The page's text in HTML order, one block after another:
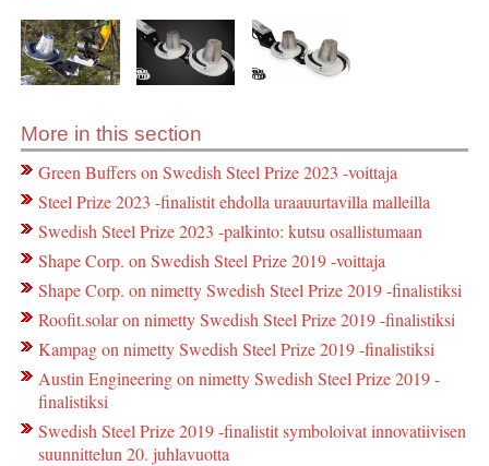
More in this section
Green Buffers on Swedish Steel Prize 2023 -voittaja
Steel Prize 2023 -finalistit ehdolla uraauurtavilla malleilla
Swedish Steel Prize 2023 -palkinto: kutsu osallistumaan
Shape Corp. on Swedish Steel Prize 2019 -voittaja
Shape Corp. on nimetty Swedish Steel Prize 2019 -finalistiksi
Roofit.solar on nimetty Swedish Steel Prize 2019 -finalistiksi
Kampag on nimetty Swedish Steel Prize 2019 -finalistiksi
Austin Engineering on nimetty Swedish Steel Prize 2019 -
finalistiksi
Swedish Steel Prize 2019 -finalistit symboloivat innovatiivisen
suunnittelun 20. juhlavuotta